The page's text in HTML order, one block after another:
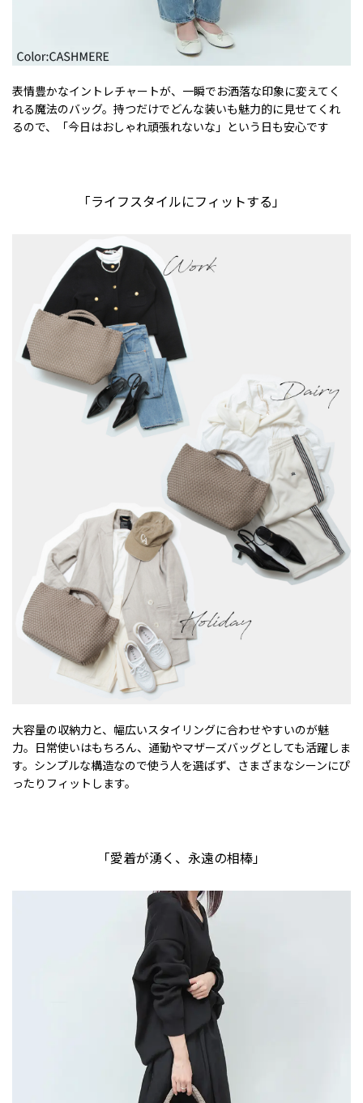
表情豊かなイントレチャートが、一瞬でお洒落な印象に変えてく
れる魔法のバッグ。持つだけでどんな装いも魅力的に見せてくれ
るので、「今日はおしゃれ頑張れないな」という日も安心です
「ライフスタイルにフィットする」
大容量の収納力と、幅広いスタイリングに合わせやすいのが魅
力。日常使いはもちろん、通勤やマザーズバッグとしても活躍しま
す。シンプルな構造なので使う人を選ばず、さまざまなシーンにぴ
ったりフィットします。
「愛着が湧く、永遠の相棒」